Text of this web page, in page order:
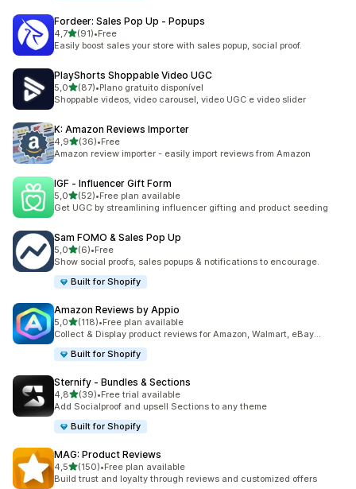
Fordeer: Sales Pop Up ‑ Popups
4,7de 5 estrelas
(91)
91 total de avaliações
•Free
Easily boost sales your store with sales popup, social proof.
PlayShorts Shoppable Video UGC
5,0de 5 estrelas
(87)
87 total de avaliações
•Plano gratuito disponível
Shoppable videos, video carousel, video UGC e video slider
K: Amazon Reviews Importer
4,9de 5 estrelas
(36)
36 total de avaliações
•Free
Amazon review importer - easily import reviews from Amazon
IGF ‑ Influencer Gift Form
5,0de 5 estrelas
(52)
52 total de avaliações
•Free plan available
Get UGC by streamlining influencer gifting and product seeding
Sam FOMO & Sales Pop Up
5,0de 5 estrelas
(6)
6 total de avaliações
•Free
Show social proofs, sales popups & notifications to encourage.
Built for Shopify
Amazon Reviews by Appio
5,0de 5 estrelas
(118)
118 total de avaliações
•Free plan available
Collect & Display product reviews for Amazon, Walmart, eBay...
Built for Shopify
Sternify ‑ Bundles & Sections
4,8de 5 estrelas
(39)
39 total de avaliações
•Free trial available
Add Socialproof and upsell Sections to any theme
Built for Shopify
MAG: Product Reviews
4,5de 5 estrelas
(150)
150 total de avaliações
•Free plan available
Build trust and loyalty through reviews and customized offers